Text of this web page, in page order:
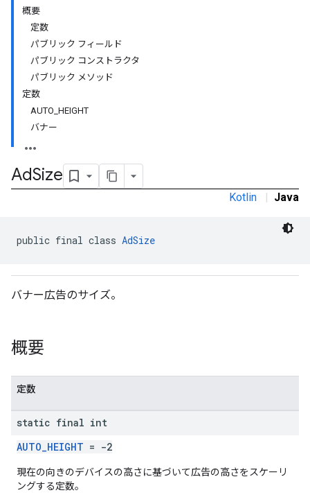
概要
定数
パブリック フィールド
パブリック コンストラクタ
パブリック メソッド
定数
AUTO_HEIGHT
バナー
AdSize
Kotlin | Java
public final class AdSize
バナー広告のサイズ。
概要
定数
static final int
AUTO_HEIGHT = -2
現在の向きのデバイスの高さに基づいて広告の高さをスケーリ
ングする定数。